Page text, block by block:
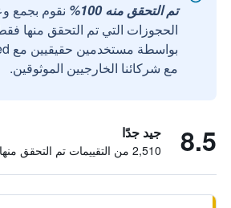
تم التحقق منه 100%
نقوم بجمع
الحجوزات التي تم التحقق منها
مع شركائنا الخارجيين الموثوقين.
8.5 جيد جدًا
2,510 من التقييمات تم التحقق منها